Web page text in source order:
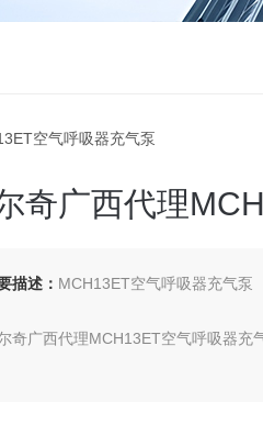
空气呼吸器充气泵
奇广西代理
描述： MCH13ET空气呼吸器充气泵
奇广西代理MCH13ET空气呼吸器充